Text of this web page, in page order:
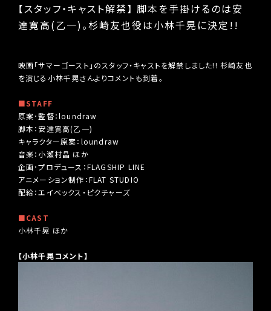
【スタッフ・キャスト解禁】 脚本を手掛けるのは安
達寛高(乙一)。杉崎友也役は小林千晃に決定!!
映画「サマーゴースト」のスタッフ・キャストを解禁しました!! 杉崎友也
を演じる小林千晃さんよりコメントも到着。
■STAFF
原案･監督：loundraw
脚本：安達寛高(乙一)
キャラクター原案：loundraw
音楽：小瀬村晶 ほか
企画･プロデュース：FLAGSHIP LINE
アニメーション制作：FLAT STUDIO
配給：エイベックス・ピクチャーズ
■CAST
小林千晃 ほか
【小林千晃コメント】